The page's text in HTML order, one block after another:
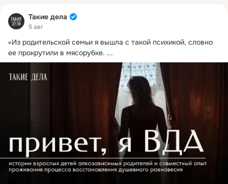
Такие дела
5 авг
«Из родительской семьи я вышла с такой психикой, словно
ее прокрутили в мясорубке. ...